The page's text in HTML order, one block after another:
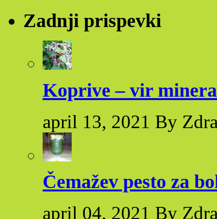
Zadnji prispevki
Koprive – vir
april 13, 2021 By
Čemažev pesto za
april 04, 2021 By